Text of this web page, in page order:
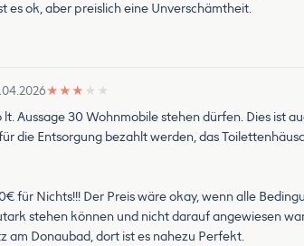
es ok, aber preislich eine Unverschämtheit.
★ ★ ★ ★ ★
lt. Aussage 30 Wohnmobile stehen dürfen. Dies ist
die Entsorgung bezahlt werden, das
für Nichts!!! Der Preis wäre okay, wenn alle
stehen können und nicht darauf angewiesen
am Donaubad, dort ist es nahezu Perfekt.